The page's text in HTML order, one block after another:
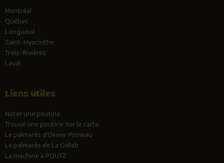
Montréal
Québec
Longueuil
Saint-Hyacinthe
Trois-Rivières
Laval
Liens utiles
Noter une poutine
Trouve une poutine sur la carte
Le palmarès d’Olivier Primeau
Le palmarès de La Collab
La machine à POUTZ